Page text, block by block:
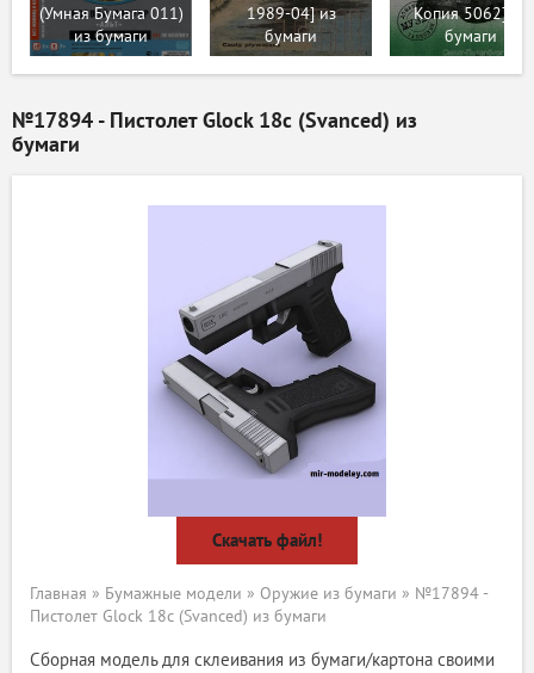
(Умная Бумага 011)
из бумаги
1989-04] из
бумаги
Копия 5062] из
бумаги
№17894 - Пистолет Glock 18c (Svanced) из
бумаги
Скачать файл!
Главная » Бумажные модели » Оружие из бумаги » №17894 -
Пистолет Glock 18c (Svanced) из бумаги
Сборная модель для склеивания из бумаги/картона своими